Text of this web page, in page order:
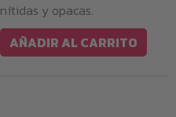
nítidas y opacas.
AÑADIR AL CARRITO